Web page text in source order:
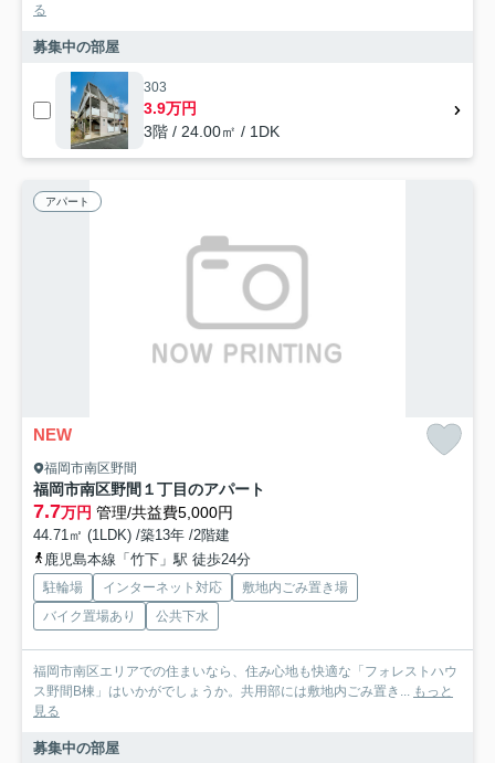
る
募集中の部屋
303
3.9万円
3階 / 24.00㎡ / 1DK
アパート
NEW
福岡市南区野間
福岡市南区野間１丁目のアパート
7.7万円 管理/共益費5,000円
44.71㎡ (1LDK) /築13年 /2階建
鹿児島本線「竹下」駅 徒歩24分
駐輪場 インターネット対応
敷地内ごみ置き場
バイク置場あり
公共下水
福岡市南区エリアでの住まいなら、住み心地も快適な「フォレストハウ
ス野間B棟」はいかがでしょうか。共用部には敷地内ごみ置き... もっと
見る
募集中の部屋